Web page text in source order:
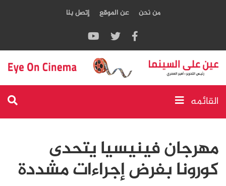
من نحن عن الموقع إتصل بنا
القائمه
مهرجان فينيسيا يتحدى
كورونا بفرض إجراءات مشددة